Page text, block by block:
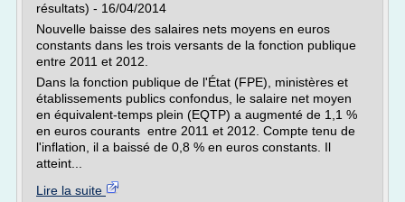
résultats) - 16/04/2014
Nouvelle baisse des salaires nets moyens en euros
constants dans les trois versants de la fonction publique
entre 2011 et 2012.
Dans la fonction publique de l'État (FPE), ministères et
établissements publics confondus, le salaire net moyen
en équivalent-temps plein (EQTP) a augmenté de 1,1 %
en euros courants entre 2011 et 2012. Compte tenu de
l'inflation, il a baissé de 0,8 % en euros constants. Il
atteint...
Lire la suite